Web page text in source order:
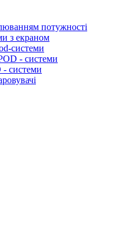
потужності
з екраном
системи
- системи
- системи